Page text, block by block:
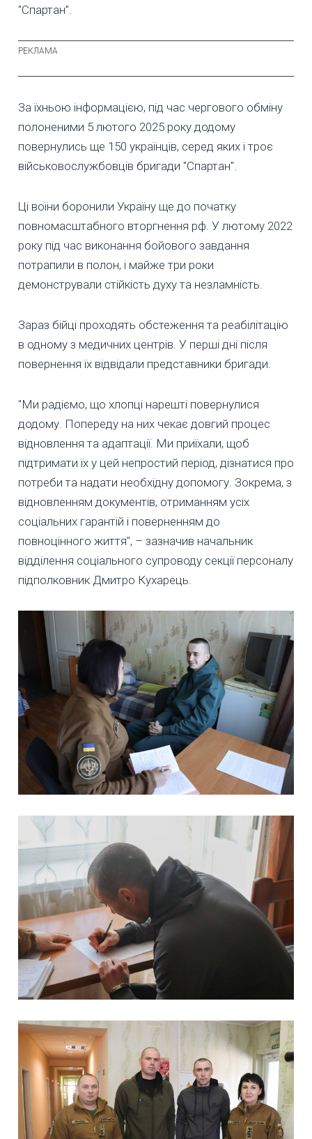
"Спартан”.
За їхньою інформацією, під час чергового обміну
полоненими 5 лютого 2025 року додому
повернулись ще 150 українців, серед яких і троє
військовослужбовців бригади "Спартан".
Ці воїни боронили Україну ще до початку
повномасштабного вторгнення рф. У лютому 2022
року під час виконання бойового завдання
потрапили в полон, і майже три роки
демонстрували стійкість духу та незламність.
Зараз бійці проходять обстеження та реабілітацію
в одному з медичних центрів. У перші дні після
повернення їх відвідали представники бригади.
"Ми радіємо, що хлопці нарешті повернулися
додому. Попереду на них чекає довгий процес
відновлення та адаптації. Ми приїхали, щоб
підтримати їх у цей непростий період, дізнатися про
потреби та надати необхідну допомогу. Зокрема, з
відновленням документів, отриманням усіх
соціальних гарантій і поверненням до
повноцінного життя", – зазначив начальник
відділення соціального супроводу секції персоналу
підполковник Дмитро Кухарець.